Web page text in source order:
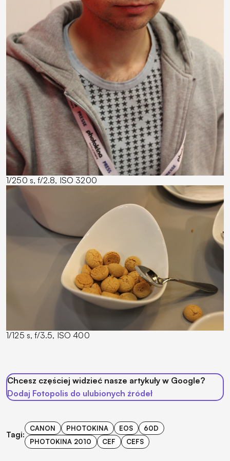
1/250 s, f/2.8, ISO 3200
1/125 s, f/3.5, ISO 400
Chcesz częściej widzieć nasze artykuły w Google?
Dodaj Fotopolis do ulubionych źródeł
Tagi:
CANON PHOTOKINA EOS
60D
PHOTOKINA 2010
CEF CEFS